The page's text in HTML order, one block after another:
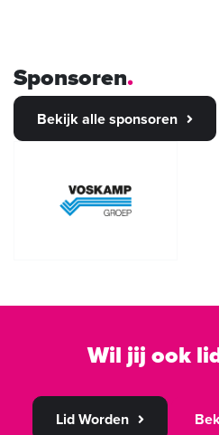
Sponsoren
Bekijk alle sponsoren
Wil jij ook
Lid Worden